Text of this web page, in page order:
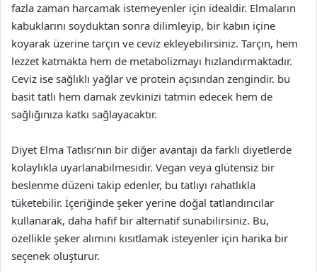
fazla zaman harcamak istemeyenler için idealdir. Elmaların
kabuklarını soyduktan sonra dilimleyip, bir kabın içine
koyarak üzerine tarçın ve ceviz ekleyebilirsiniz. Tarçın, hem
lezzet katmakta hem de metabolizmayı hızlandırmaktadır.
Ceviz ise sağlıklı yağlar ve protein açısından zengindir. bu
basit tatlı hem damak zevkinizi tatmin edecek hem de
sağlığınıza katkı sağlayacaktır.
Diyet Elma Tatlısı’nın bir diğer avantajı da farklı diyetlerde
kolaylıkla uyarlanabilmesidir. Vegan veya glütensiz bir
beslenme düzeni takip edenler, bu tatlıyı rahatlıkla
tüketebilir. İçeriğinde şeker yerine doğal tatlandırıcılar
kullanarak, daha hafif bir alternatif sunabilirsiniz. Bu,
özellikle şeker alımını kısıtlamak isteyenler için harika bir
seçenek oluşturur.